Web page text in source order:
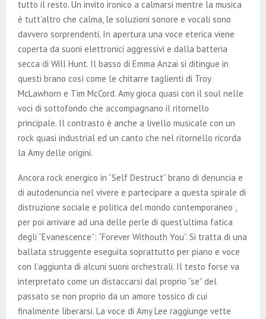
tutto il resto. Un invito ironico a calmarsi mentre la musica
è tutt’altro che calma, le soluzioni sonore e vocali sono
davvero sorprendenti. In apertura una voce eterica viene
coperta da suoni elettronici aggressivi e dalla batteria
secca di Will Hunt. Il basso di Emma Anzai si ditingue in
questi brano così come le chitarre taglienti di Troy
McLawhorn e Tim McCord. Amy gioca quasi con il soul nelle
voci di sottofondo che accompagnano il ritornello
principale. Il contrasto è anche a livello musicale con un
rock quasi industrial ed un canto che nel ritornello ricorda
la Amy delle origini.
Ancora rock energico in “Self Destruct” brano di denuncia e
di autodenuncia nel vivere e partecipare a questa spirale di
distruzione sociale e politica del mondo contemporaneo ,
per poi arrivare ad una delle perle di quest’ultima fatica
degli “Evanescence”: “Forever Withouth You”. Si tratta di una
ballata struggente eseguita soprattutto per piano e voce
con l’aggiunta di alcuni suoni orchestrali. Il testo forse va
interpretato come un distaccarsi dal proprio “se” del
passato se non proprio da un amore tossico di cui
finalmente liberarsi. La voce di Amy Lee raggiunge vette